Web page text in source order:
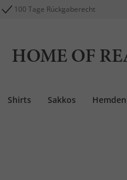
100 Tage Rückgaberecht
HOME OF
Shirts Sakkos Hemden